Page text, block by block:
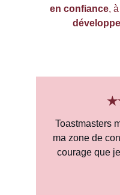
en confiance, à
Toastmasters
ma zone de
courage que